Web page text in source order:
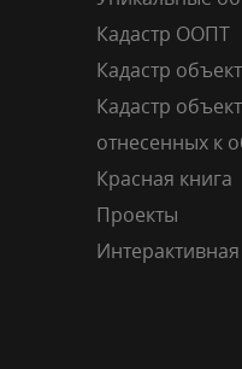
Кадастр ООПТ
Кадастр
Кадастр
отнесенных к
Красная книга
Проекты
Интерактивная